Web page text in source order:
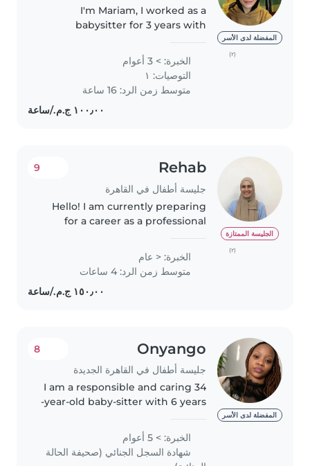
المفضلة لدى الأسر
(٢)
I'm Mariam, I worked as a
babysitter for 3 years with
7 years. I'm very good at
childcare. I can speak English. I
can work 8 to 10 hours a day. It's..
الخبرة: > 3 أعوام
التوصيات: ١
متوسط زمن الرد: 16 ساعة
الجليسة الممتازة
(٢)
Rehab
جليسة أطفال في القاهرة
9
Hello! I am currently preparing
for a career as a professional
children aged 2 to 13 years. I hold
certifications in Speech
الخبرة: < عام
متوسط زمن الرد: 4 ساعات
المفضلة لدى الأسر
Onyango
جليسة أطفال في القاهرة الجديدة
8
I am a responsible and caring 34
-year-old baby-sitter with 6 years
preschoolers,including those
with special needs in speech
disorder. I am Fluent in..
الخبرة: > 5 أعوام
شهادة السجل الجنائي (صحيفة الحالة